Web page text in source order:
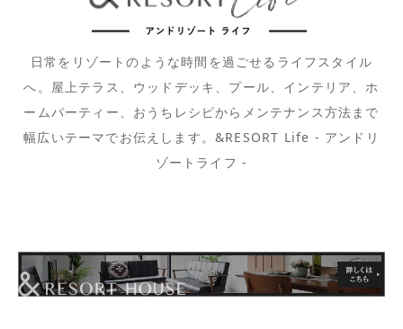
日常をリゾートのような時間を過ごせるライフスタイル
へ。屋上テラス、ウッドデッキ、プール、インテリア、ホ
ームパーティー、おうちレシピからメンテナンス方法まで
幅広いテーマでお伝えします。&RESORT Life - アンドリ
ゾートライフ -